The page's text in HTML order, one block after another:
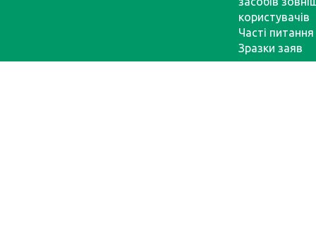
користувачів
Часті питання
Зразки заяв